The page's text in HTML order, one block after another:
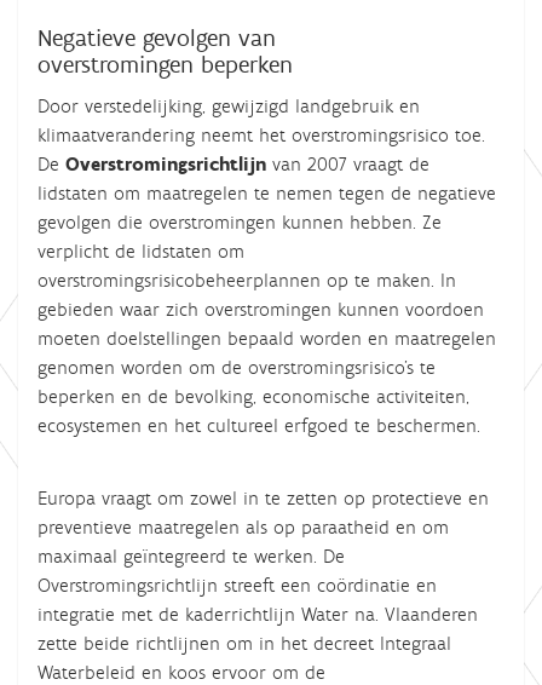
Negatieve gevolgen van
overstromingen beperken
Door verstedelijking, gewijzigd landgebruik en
klimaatverandering neemt het overstromingsrisico toe.
De Overstromingsrichtlijn van 2007 vraagt de
lidstaten om maatregelen te nemen tegen de negatieve
gevolgen die overstromingen kunnen hebben. Ze
verplicht de lidstaten om
overstromingsrisicobeheerplannen op te maken. In
gebieden waar zich overstromingen kunnen voordoen
moeten doelstellingen bepaald worden en maatregelen
genomen worden om de overstromingsrisico's te
beperken en de bevolking, economische activiteiten,
ecosystemen en het cultureel erfgoed te beschermen.
Europa vraagt om zowel in te zetten op protectieve en
preventieve maatregelen als op paraatheid en om
maximaal geïntegreerd te werken. De
Overstromingsrichtlijn streeft een coördinatie en
integratie met de kaderrichtlijn Water na. Vlaanderen
zette beide richtlijnen om in het decreet Integraal
Waterbeleid en koos ervoor om de